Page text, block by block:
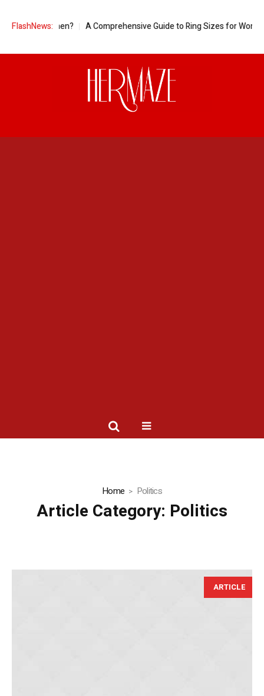
FlashNews:A Comprehensive Guide to Ring Sizes for Women:
Home Politics
Article Category: Politics
ARTICLE